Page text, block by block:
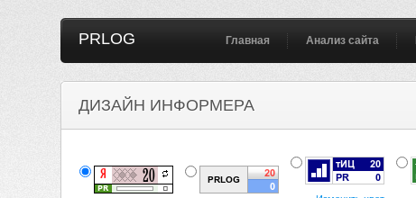
PRLOG Главная Анализ сайта
ДИЗАЙН ИНФОРМЕРА